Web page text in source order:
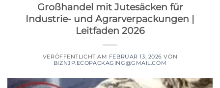
Großhandel mit Jutesäcken für
Industrie- und Agrarverpackungen |
Leitfaden 2026
VERÖFFENTLICHT AM FEBRUAR 13, 2026 VON
BIZNJP.ECOPACKAGING@GMAIL.COM